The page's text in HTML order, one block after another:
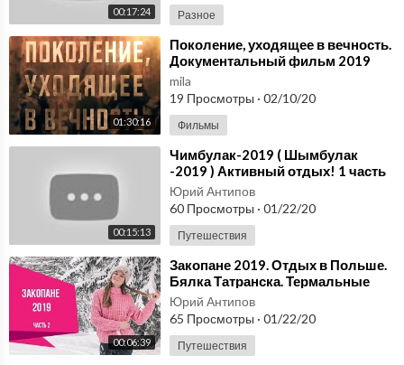
00:17:24 Разное
01:30:16
⁣Поколение, уходящее в вечность.
Документальный фильм 2019
mila
19 Просмотры · 02/10/20
Фильмы
00:15:13
⁣Чимбулак-2019 ( Шымбулак
-2019 ) Активный отдых! 1 часть
Юрий Антипов
60 Просмотры · 01/22/20
Путешествия
00:06:39
⁣Закопане 2019. Отдых в Польше.
Бялка Татранска. Термальные
источники.
Юрий Антипов
65 Просмотры · 01/22/20
Путешествия